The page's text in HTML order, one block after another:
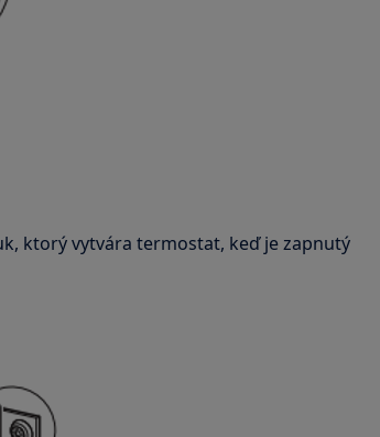
ktorý vytvára termostat, keď je zapnutý